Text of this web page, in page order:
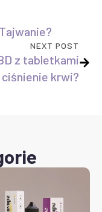
NEXT POST
z tabletkami
ciśnienie krwi?